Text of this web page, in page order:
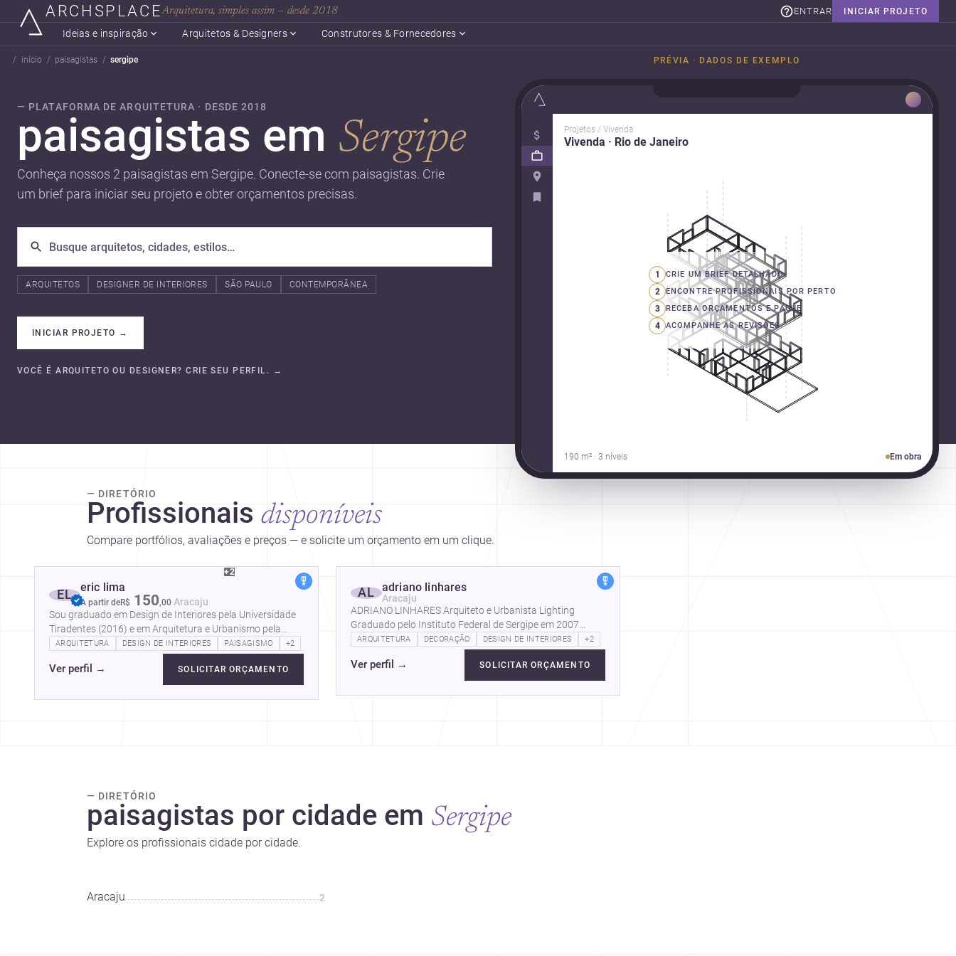
ARCHSPLACEArquitetura, simples assim — desde 2018 INICIAR PROJETO
ENTRAR
Ideias e inspiração Arquitetos & Designers Construtores & Fornecedores
início paisagistas sergipe
— PLATAFORMA DE ARQUITETURA · DESDE 2018
paisagistas em Sergipe
Conheça nossos 2 paisagistas em Sergipe. Conecte-se com paisagistas. Crie
um brief para iniciar seu projeto e obter orçamentos precisas.
ARQUITETOS DESIGNER DE INTERIORES SÃO PAULO CONTEMPORÂNEA
INICIAR PROJETO →
VOCÊ É ARQUITETO OU DESIGNER? CRIE SEU PERFIL. →
PRÉVIA · DADOS DE EXEMPLO
Projetos / Vivenda
Vivenda · Rio de Janeiro
1 CRIE UM BRIEF DETALHADO
2 ENCONTRE PROFISSIONAIS POR PERTO
3 RECEBA ORÇAMENTOS E PAGUE
4 ACOMPANHE AS REVISÕES
190 m² · 3 níveis Em obra
— DIRETÓRIO
Profissionais disponíveis
Compare portfólios, avaliações e preços — e solicite um orçamento em um clique.
+2
EL eric lima
A partir deR$ 150,00·Aracaju
Sou graduado em Design de Interiores pela Universidade
Tiradentes (2016) e em Arquitetura e Urbanismo pela
Universidade Federal de Sergipe…
ARQUITETURA DESIGN DE INTERIORES PAISAGISMO +2
Ver perfil → SOLICITAR ORÇAMENTO
AL adriano linhares
Aracaju
ADRIANO LINHARES Arquiteto e Urbanista Lighting
Graduado pelo Instituto Federal de Sergipe em 2007
Graduado pela Universidade Tiradentes…
ARQUITETURA DECORAÇÃO DESIGN DE INTERIORES +2
Ver perfil → SOLICITAR ORÇAMENTO
— DIRETÓRIO
paisagistas por cidade em Sergipe
Explore os profissionais cidade por cidade.
Aracaju 2